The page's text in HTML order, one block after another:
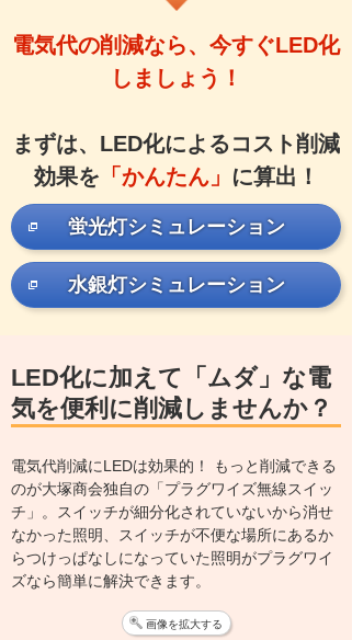
電気代の削減なら、今すぐLED化
しましょう！
まずは、LED化によるコスト削減
効果を 「かんたん」 に算出！
蛍光灯シミュレーション
水銀灯シミュレーション
LED化に加えて「ムダ」な電
気を便利に削減しませんか？
電気代削減にLEDは効果的！ もっと削減できる
のが大塚商会独自の「プラグワイズ無線スイッ
チ」。スイッチが細分化されていないから消せ
なかった照明、スイッチが不便な場所にあるか
らつけっぱなしになっていた照明がプラグワイ
ズなら簡単に解決できます。
画像を拡大する